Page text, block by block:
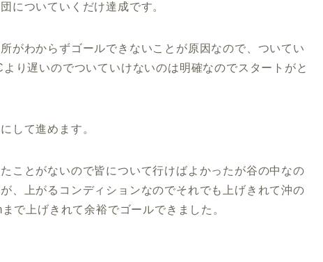
についていくだけ達成です。
がわからずゴールできないことが原因なので、ついてい
り遅いのでついていけないのは明確なのでスタートがと
して進めます。
ことがないので皆について行けばよかったが谷の中なの
、上がるコンディションなのでそれでも上げきれて沖の
で上げきれて余裕でゴールできました。